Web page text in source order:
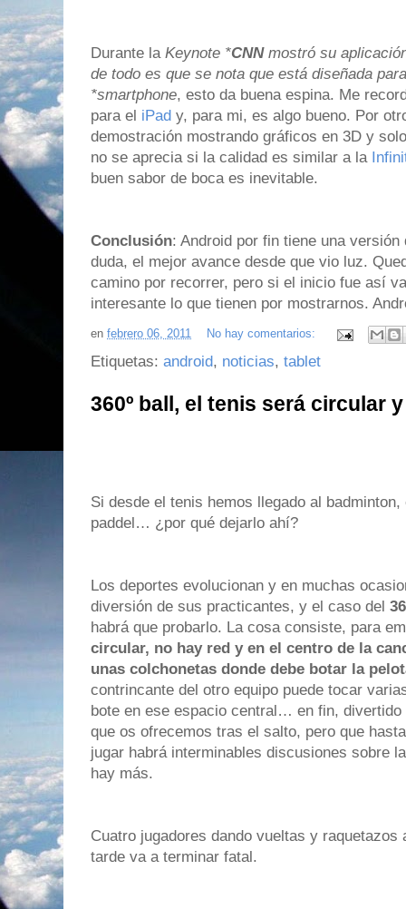
Durante la Keynote *CNNmostró su
de todo es que se nota que está diseñada
*smartphone, esto da buena espina. Me
para el iPad y, para mi, es algo bueno. Por
demostración mostrando gráficos en 3D y
no se aprecia si la calidad es similar a la
buen sabor de boca es inevitable.
Conclusión: Android por fin tiene una
duda, el mejor avance desde que vio luz.
camino por recorrer, pero si el inicio fue así
interesante lo que tienen por mostrarnos.
en febrero 06, 2011 No hay comentarios:
Etiquetas: android, noticias, tablet
360º ball, el tenis será circular
Si desde el tenis hemos llegado al
paddel… ¿por qué dejarlo ahí?
Los deportes evolucionan y en muchas
diversión de sus practicantes, y el caso del
habrá que probarlo. La cosa consiste, para
circular, no hay red y en el centro de la
unas colchonetas donde debe botar la
contrincante del otro equipo puede tocar
bote en ese espacio central… en fin,
que os ofrecemos tras el salto, pero que
jugar habrá interminables discusiones sobre
hay más.
Cuatro jugadores dando vueltas y raquetazos
tarde va a terminar fatal.